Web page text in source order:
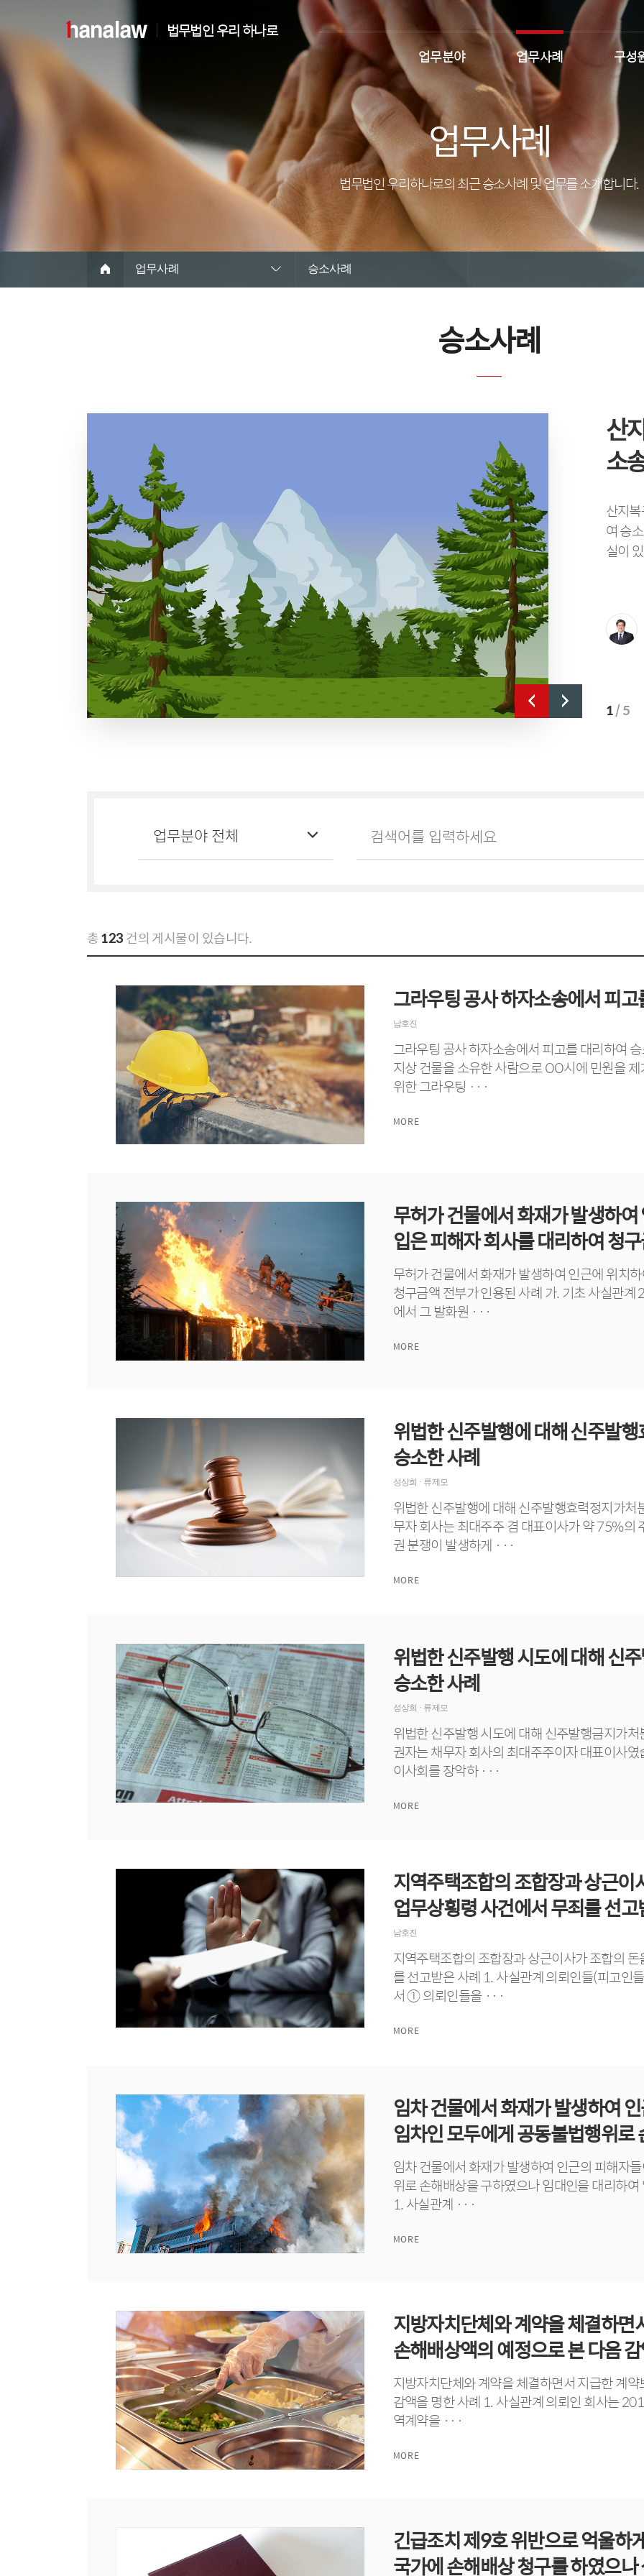
법무법인 우리 하나로
업무분야 업무사례 구성
업무사례
법무법인 우리하나로의 최근 승소사례 및 업무를 소개합니다.
업무사례 승소사례
승소사례
산
소
무
대
구
반
산지
여 승
실이
1/ 5
총123건의 게시물이 있습니다.
그라우팅 공사 하자소송에서 피
남호진
그라우팅 공사 하자소송에서 피고를 대리하여
지상 건물을 소유한 사람으로 OO시에 민원을
위한 그라우팅 ···
MORE
무허가 건물에서 화재가 발생하
입은 피해자 회사를 대리하여 청
무허가 건물에서 화재가 발생하여 인근에 위치
청구금액 전부가 인용된 사례 가. 기초 사실관
에서 그 발화원 ···
MORE
위법한 신주발행에 대해 신주발
승소한 사례
성상희 · 류제모
위법한 신주발행에 대해 신주발행효력정지가
무자 회사는 최대주주 겸 대표이사가 약 75%의
권 분쟁이 발생하게 ···
MORE
위법한 신주발행 시도에 대해 신
승소한 사례
성상희 · 류제모
위법한 신주발행 시도에 대해 신주발행금지가
권자는 채무자 회사의 최대주주이자 대표이사
이사회를 장악하 ···
MORE
지역주택조합의 조합장과 상근
업무상횡령 사건에서 무죄를 선
남호진
지역주택조합의 조합장과 상근이사가 조합의
를 선고받은 사례 1. 사실관계 의뢰인들(피고인
서 ① 의뢰인들을 ···
MORE
임차 건물에서 화재가 발생하여
임차인 모두에게 공동불법행위로
임차 건물에서 화재가 발생하여 인근의 피해자
위로 손해배상을 구하였으나 임대인을 대리하
1. 사실관계 ···
MORE
지방자치단체와 계약을 체결하면
손해배상액의 예정으로 본 다음
지방자치단체와 계약을 체결하면서 지급한 계
감액을 명한 사례 1. 사실관계 의뢰인 회사는
역계약을 ···
MORE
긴급조치 제9호 위반으로 억울하
국가에 손해배상 청구를 하였으